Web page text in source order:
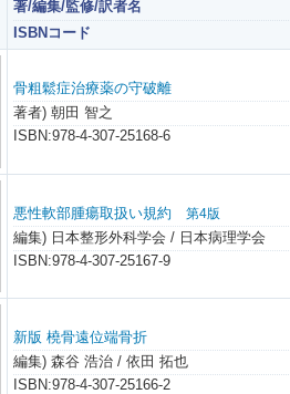
著/編集/監修/訳者名
ISBNコード
骨粗鬆症治療薬の守破離
著者) 朝田 智之
ISBN:978-4-307-25168-6
悪性軟部腫瘍取扱い規約 第4版
編集) 日本整形外科学会 / 日本病理学会
ISBN:978-4-307-25167-9
新版 橈骨遠位端骨折
編集) 森谷 浩治 / 依田 拓也
ISBN:978-4-307-25166-2